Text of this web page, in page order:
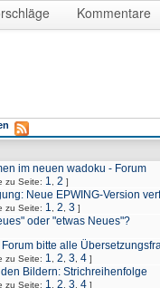
Kommentare
im neuen wadoku - Forum
zu Seite: 1 2 ]
Neue EPWING-Version
zu Seite: 1 2 3 ]
oder "etwas Neues"?
Forum bitte alle
zu Seite: 1 2 3 4 ]
Bildern: Strichreihenfolge
zu Seite: 1 2 3 4 ]